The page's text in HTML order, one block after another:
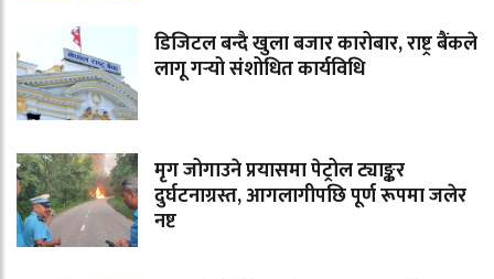
डिजिटल बन्दै खुला बजार कारोबार, राष्ट्र बैंकले
लागू गर्‍यो संशोधित कार्यविधि
मृग जोगाउने प्रयासमा पेट्रोल ट्याङ्कर
दुर्घटनाग्रस्त, आगलागीपछि पूर्ण रूपमा जलेर
नष्ट